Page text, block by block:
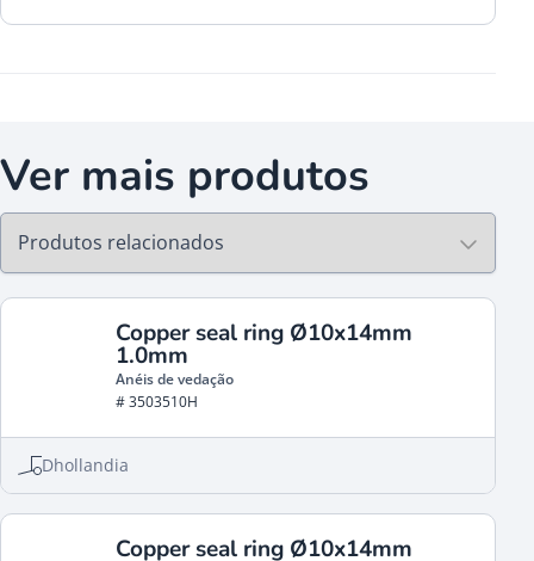
Ver mais produtos
Copper seal ring Ø10x14mm
1.0mm
Anéis de vedação
# 3503510H
Dhollandia
Copper seal ring Ø10x14mm